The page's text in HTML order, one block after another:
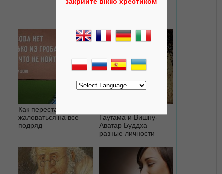
Как перестать
жаловаться на все
подряд
Гаутама и Вишну-
Аватар Буддха –
разные личности
закрийте вікно хрестиком